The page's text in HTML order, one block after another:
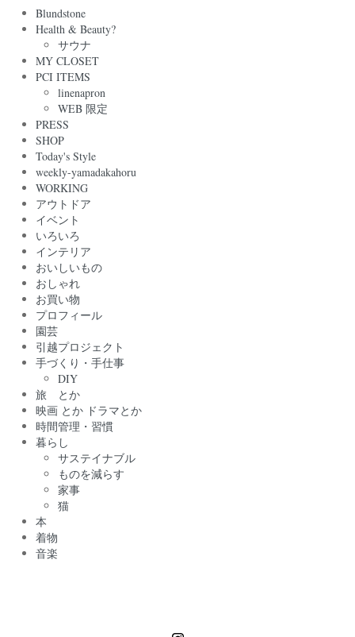
Blundstone
Health & Beauty?
サウナ
MY CLOSET
PCI ITEMS
linenapron
WEB 限定
PRESS
SHOP
Today's Style
weekly-yamadakahoru
WORKING
アウトドア
イベント
いろいろ
インテリア
おいしいもの
おしゃれ
お買い物
プロフィール
園芸
引越プロジェクト
手づくり・手仕事
DIY
旅 とか
映画 とか ドラマとか
時間管理・習慣
暮らし
サステイナブル
ものを減らす
家事
猫
本
着物
音楽